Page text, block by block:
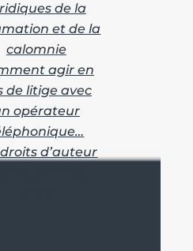
de la
et de la
calomnie
agir en
de litige avec
opérateur
d’auteur